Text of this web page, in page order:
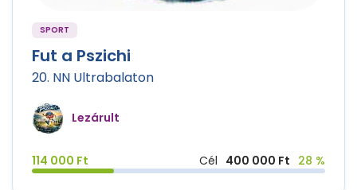
SPORT
Fut a Pszichi
20. NN Ultrabalaton
Lezárult
114 000 Ft Cél 400 000 Ft 28 %